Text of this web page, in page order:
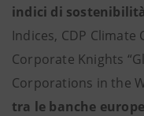
indici di sostenibilità
Indices, CDP Climate
Corporate Knights
Corporations in the
tra le banche